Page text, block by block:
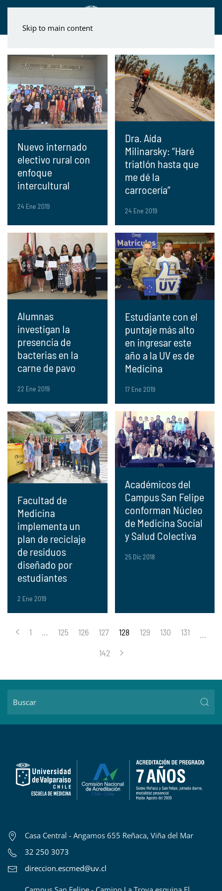
Skip to main content
Nuevo internado
electivo rural con
enfoque
intercultural
24 Ene 2019
Dra. Aída
Milinarsky: “Haré
triatlón hasta que
me dé la
carrocería”
24 Ene 2019
Alumnas
investigan la
presencia de
bacterias en la
carne de pavo
22 Ene 2019
Estudiante con el
puntaje más alto
en ingresar este
año a la UV es de
Medicina
17 Ene 2019
Facultad de
Medicina
implementa un
plan de reciclaje
de residuos
diseñado por
estudiantes
2 Ene 2019
Académicos del
Campus San Felipe
conforman Núcleo
de Medicina Social
y Salud Colectiva
25 Dic 2018
1 … 125 126 127 128 129 130 131
…
142
Casa Central - Angamos 655 Reñaca, Viña del Mar
32 250 3073
direccion.escmed@uv.cl